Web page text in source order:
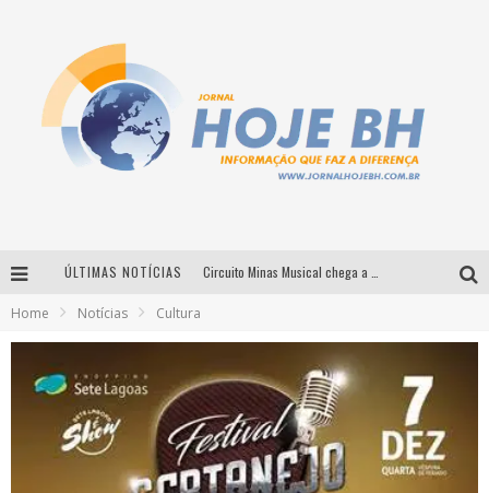
ÚLTIMAS NOTÍCIAS
Home Notícias Cultura